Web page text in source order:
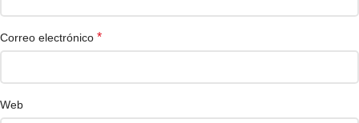
Correo electrónico *
Web